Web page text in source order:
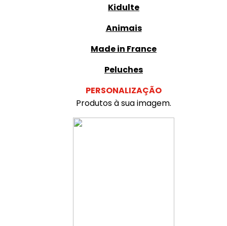
Kidulte
Animais
Made in France
Peluches
PERSONALIZAÇÃO
Produtos à sua imagem.